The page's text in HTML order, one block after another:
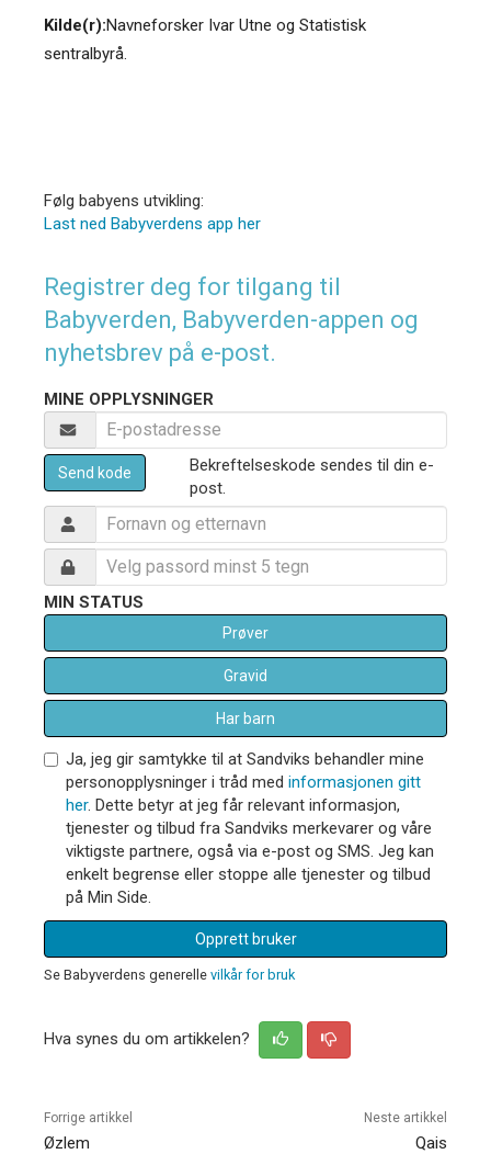
Kilde(r):Navneforsker Ivar Utne og Statistisk
sentralbyrå.
Følg babyens utvikling:
Last ned Babyverdens app her
Registrer deg for tilgang til
Babyverden, Babyverden-appen og
nyhetsbrev på e-post.
MINE OPPLYSNINGER
Send kode
Bekreftelseskode sendes til din e-
post.
MIN STATUS
Prøver
Gravid
Har barn
Ja, jeg gir samtykke til at Sandviks behandler mine
personopplysninger i tråd med informasjonen gitt
her. Dette betyr at jeg får relevant informasjon,
tjenester og tilbud fra Sandviks merkevarer og våre
viktigste partnere, også via e-post og SMS. Jeg kan
enkelt begrense eller stoppe alle tjenester og tilbud
på Min Side.
Opprett bruker
Se Babyverdens generelle vilkår for bruk
Hva synes du om artikkelen?
Forrige artikkel
Øzlem
Neste artikkel
Qais